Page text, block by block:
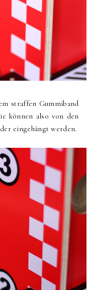
straffen Gummiband
können also von den
eingehängt werden.